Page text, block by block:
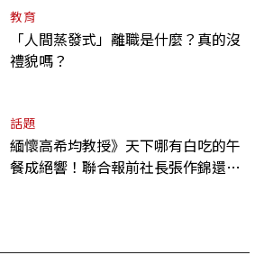
教育
「人間蒸發式」離職是什麼？真的沒
禮貌嗎？
話題
緬懷高希均教授》天下哪有白吃的午
餐成絕響！聯合報前社長張作錦還原